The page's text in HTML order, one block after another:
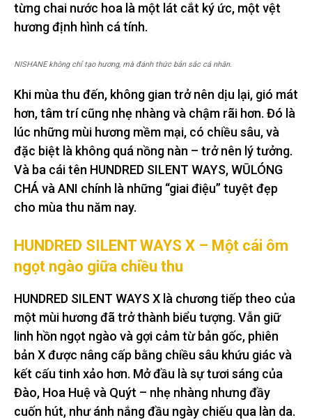
từng chai nước hoa là một lát cắt ký ức, một vệt
hương định hình cá tính.
NISHANE không chỉ tạo hương, mà đánh thức bản sắc cá nhân.
Khi mùa thu đến, không gian trở nên dịu lại, gió mát
hơn, tâm trí cũng nhẹ nhàng và chậm rãi hơn. Đó là
lúc những mùi hương mềm mại, có chiều sâu, và
đặc biệt là không quá nồng nàn – trở nên lý tưởng.
Và ba cái tên HUNDRED SILENT WAYS, WŪLÓNG
CHÁ và ANI chính là những “giai điệu” tuyệt đẹp
cho mùa thu năm nay.
HUNDRED SILENT WAYS X – Một cái ôm
ngọt ngào giữa chiều thu
HUNDRED SILENT WAYS X là chương tiếp theo của
một mùi hương đã trở thành biểu tượng. Vẫn giữ
linh hồn ngọt ngào và gợi cảm từ bản gốc, phiên
bản X được nâng cấp bằng chiều sâu khứu giác và
kết cấu tinh xảo hơn. Mở đầu là sự tươi sáng của
Đào, Hoa Huệ và Quýt – nhẹ nhàng nhưng đầy
cuốn hút, như ánh nắng đầu ngày chiếu qua làn da.